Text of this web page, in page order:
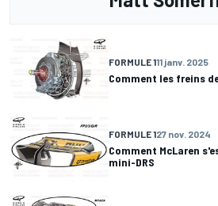
FORMULE 111 janv. 2025
Comment les freins
FORMULE 127 nov. 2024
Comment McLaren
mini-DRS